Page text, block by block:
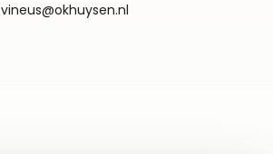
vineus@okhuysen.nl